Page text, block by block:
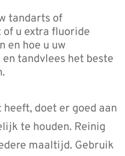
tandarts of
u extra fluoride
en hoe u uw
tandvlees het beste
doet er goed aan
te houden. Reinig
maaltijd. Gebruik